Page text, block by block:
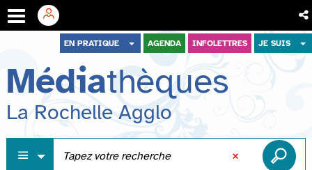
menu
contenu
recherche
EN PRATIQUE AGENDA INFOLETTRES JE SUIS
Médiathèques
La Rochelle Agglo